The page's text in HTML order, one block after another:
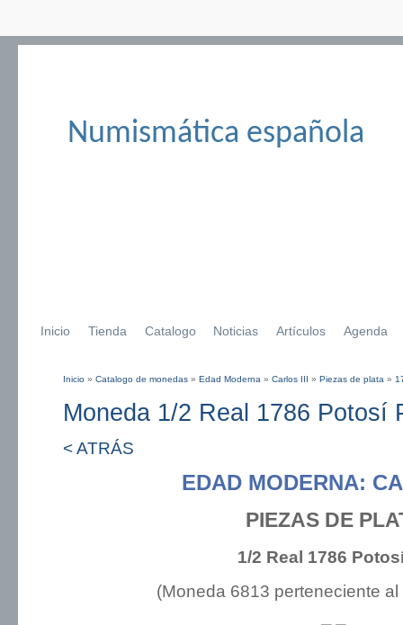
Numismática española
Inicio Tienda Catalogo Noticias Artículos Agenda
Inicio » Catalogo de monedas » Edad Moderna » Carlos III » Piezas de plata »
Moneda 1/2 Real 1786 Potosí
< ATRÁS
EDAD MODERNA:
PIEZAS DE
1/2 Real 1786
(Moneda 6813 perteneciente al